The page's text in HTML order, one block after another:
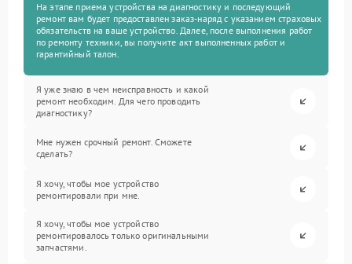
На этапе приема устройства на диагностику и последующий
ремонт вам будет предоставлен заказ-наряд с указанием страховых
обязательств на ваше устройство. Далее, после выполнения работ
по ремонту техники, вы получите акт выполненных работ и
гарантийный талон.
Я уже знаю в чем неисправность и какой
ремонт необходим. Для чего проводить
диагностику?
Мне нужен срочный ремонт. Сможете
сделать?
Я хочу, чтобы мое устройство
ремонтировали при мне.
Я хочу, чтобы мое устройство
ремонтировалось только оригинальными
запчастями.